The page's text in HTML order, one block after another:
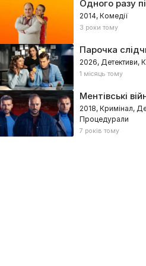
Одного разу
2014, Комедії
3 роки тому
Парочка
2026, Детективи,
1 місяць тому
Ментівські
2018, Кримінал,
Процедурали
7 років тому